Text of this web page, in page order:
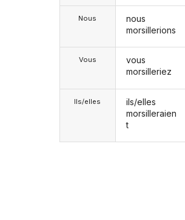
Nous
Vous
Ils/elles
nous
morsillerions
vous
morsilleriez
ils/elles
morsilleraien
t